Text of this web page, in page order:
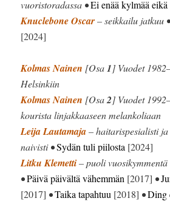
vuoristoradassa •Ei enää kylmää eikä
Knuclebone Oscar– seikkailu jatkuu
[2024]
Kolmas Nainen [Osa1] Vuodet
Helsinkiin
Kolmas Nainen [Osa2] Vuodet
kourista linjakkaaseen melankoliaan
Leija Lautamaja– haitarispesialisti
naivisti •Sydän tuli piilosta [2024]
Litku Klemetti– puoli
•Päivä päivältä vähemmän [2017] •
[2017] •Taika tapahtuu [2018] •Ding